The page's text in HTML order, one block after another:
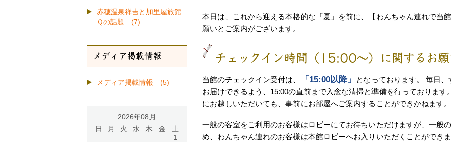
本日は、これから迎える本格的な「夏」を前に、【わんちゃん連れで当
願いとご案内がございます。
チェックイン時間（15:00〜）に関するお願
当館のチェックイン受付は、 「15:00以降」
となっております。 毎日
お届けできるよう、15:00の直前まで入念な清掃と準備を行っておりま
にお越しいただいても、事前にお部屋へご案内することができかねます。
一般の客室をご利用のお客様はロビーにてお待ちいただけますが、一般
め、わんちゃん連れのお客様は本館ロビーへお入りいただくことができま
赤穂温泉祥吉と加里屋旅館
Ｑの話題 (7)
メディア掲載情報
メディア掲載情報 (5)
2026年08月
日
月 火 水 木 金
土
1